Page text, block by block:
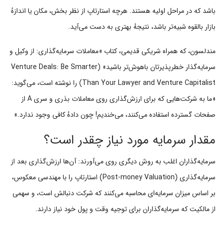
باشد که در مراحل اولیه هستند. هرچه استارتاپ از نظر بخش، مکان یا اندازهٔ
بازار بالقوه شبیه‌تر باشد، نتیجهٔ بهتری به دست می‌آید.
مندلسون، که همراه شریکی قدیمی، کتاب «معاملات سرمایه‌گذاری: از وکیل و
سرمایه‌گذار خطرپذیرتان باهوش‌تر باشید» (Venture Deals: Be Smarter
Than Your Lawyer and Venture Capitalist) را نوشته است، می‌گوید:
«ما به شرکت‌هایی که برای ارزش‌گذاری روی معاملات بذری و سری A از
صفحات گسترده استفاده می‌کنند، می‌خندیم! چون دادهٔ کافی وجود ندارد.»
مقدار سرمایه مورد نیاز چقدر است؟
سرمایه‌گذاران اغلب به روش دیگری روی می‌آورند: آن‌ها ارزش‌گذاری بعد از
سرمایه‌گذاری (Post-money Valuation) استارتاپ را با مهندسی معکوس،
بر اساس میزان سرمایه‌ای محاسبه می‌کنند که شرکت دنبالش است، و سهمی
از مالکیت که سرمایه‌گذاران برای توجیه وقت و پول خود نیاز دارند.